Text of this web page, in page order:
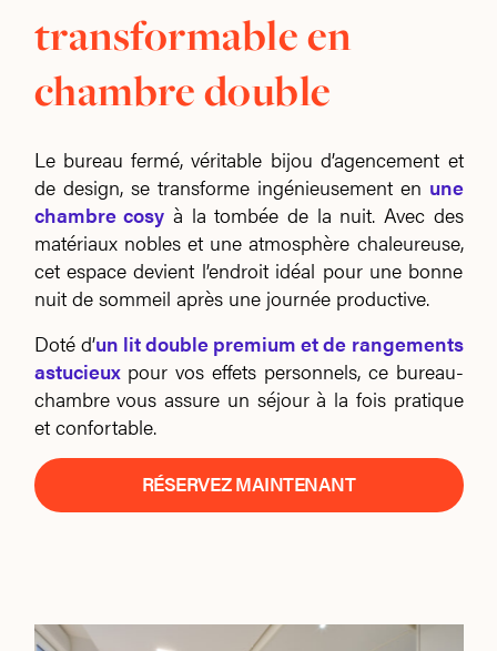
transformable en
chambre double
Le bureau fermé, véritable bijou d’agencement et
de design, se transforme ingénieusement en une
chambre cosy à la tombée de la nuit. Avec des
matériaux nobles et une atmosphère chaleureuse,
cet espace devient l’endroit idéal pour une bonne
nuit de sommeil après une journée productive.
Doté d’un lit double premium et de rangements
astucieuxpour vos effets personnels, ce bureau-
chambre vous assure un séjour à la fois pratique
et confortable.
RÉSERVEZ MAINTENANT